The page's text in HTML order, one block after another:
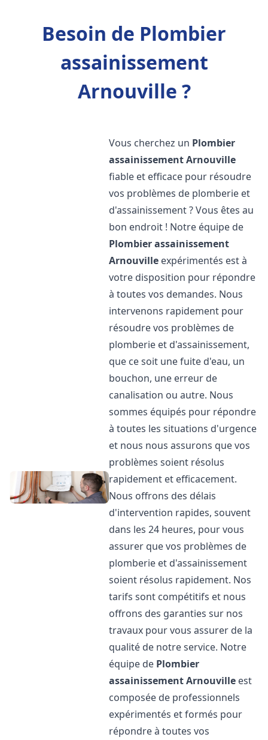
Besoin de Plombier
assainissement
Arnouville ?
Vous cherchez un Plombier
assainissementArnouville
fiable et efficace pour résoudre
vos problèmes de plomberie et
d'assainissement ? Vous êtes au
bon endroit ! Notre équipe de
Plombier assainissement
Arnouville expérimentés est à
votre disposition pour répondre
à toutes vos demandes. Nous
intervenons rapidement pour
résoudre vos problèmes de
plomberie et d'assainissement,
que ce soit une fuite d'eau, un
bouchon, une erreur de
canalisation ou autre. Nous
sommes équipés pour répondre
à toutes les situations d'urgence
et nous nous assurons que vos
problèmes soient résolus
rapidement et efficacement.
Nous offrons des délais
d'intervention rapides, souvent
dans les 24 heures, pour vous
assurer que vos problèmes de
plomberie et d'assainissement
soient résolus rapidement. Nos
tarifs sont compétitifs et nous
offrons des garanties sur nos
travaux pour vous assurer de la
qualité de notre service. Notre
équipe de Plombier
assainissementArnouville est
composée de professionnels
expérimentés et formés pour
répondre à toutes vos